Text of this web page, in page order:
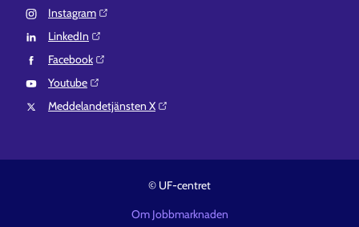
Instagram⁠
LinkedIn⁠
Facebook⁠
Youtube⁠
Meddelandetjänsten X⁠
© UF-centret
Om Jobbmarknaden